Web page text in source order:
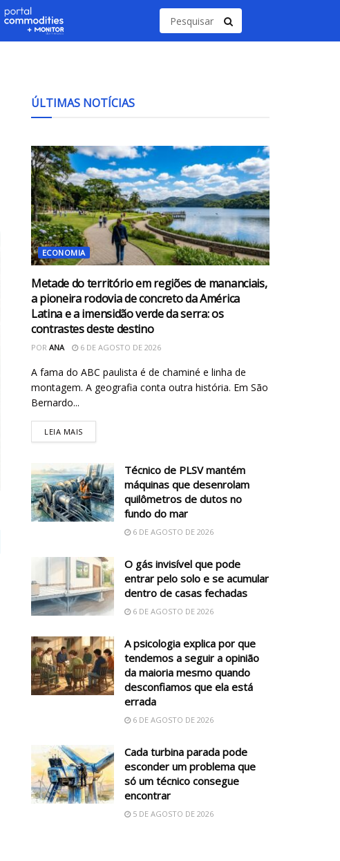
ÚLTIMAS NOTÍCIAS
ECONOMIA
Metade do território em regiões de mananciais,
a pioneira rodovia de concreto da América
Latina e a imensidão verde da serra: os
contrastes deste destino
POR ANA 6 DE AGOSTO DE 2026
A fama do ABC paulista é de chaminé e linha de
montagem. A geografia conta outra história. Em São
Bernardo...
LEIA MAIS
Técnico de PLSV mantém
máquinas que desenrolam
quilômetros de dutos no
fundo do mar
6 DE AGOSTO DE 2026
O gás invisível que pode
entrar pelo solo e se acumular
dentro de casas fechadas
6 DE AGOSTO DE 2026
A psicologia explica por que
tendemos a seguir a opinião
da maioria mesmo quando
desconfiamos que ela está
errada
6 DE AGOSTO DE 2026
Cada turbina parada pode
esconder um problema que
só um técnico consegue
encontrar
5 DE AGOSTO DE 2026